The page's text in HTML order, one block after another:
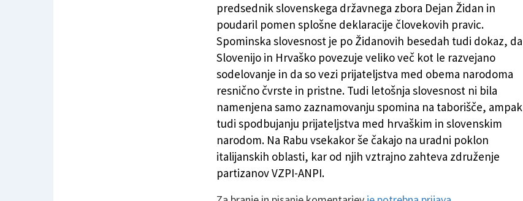
predsednik slovenskega državnega zbora Dejan Židan in
poudaril pomen splošne deklaracije človekovih pravic.
Spominska slovesnost je po Židanovih besedah tudi dokaz, da
Slovenijo in Hrvaško povezuje veliko več kot le razvejano
sodelovanje in da so vezi prijateljstva med obema narodoma
resnično čvrste in pristne. Tudi letošnja slovesnost ni bila
namenjena samo zaznamovanju spomina na taborišče, ampak
tudi spodbujanju prijateljstva med hrvaškim in slovenskim
narodom. Na Rabu vsekakor še čakajo na uradni poklon
italijanskih oblasti, kar od njih vztrajno zahteva združenje
partizanov VZPI-ANPI.